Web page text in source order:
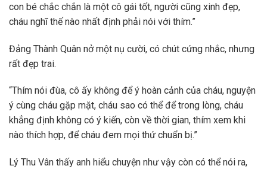
con bé chắc chắn là một cô gái tốt, người cũng xinh đẹp,
cháu nghĩ thế nào nhất định phải nói với thím.”
Đảng Thành Quân nở một nụ cười, có chút cứng nhắc, nhưng
rất đẹp trai.
“Thím nói đùa, cô ấy không để ý hoàn cảnh của cháu, nguyện
ý cùng cháu gặp mặt, cháu sao có thể để trong lòng, cháu
khẳng định không có ý kiến, còn về thời gian, thím xem khi
nào thích hợp, để cháu đem mọi thứ chuẩn bị.”
Lý Thu Vân thấy anh hiểu chuyện như vậy còn có thể nói ra,